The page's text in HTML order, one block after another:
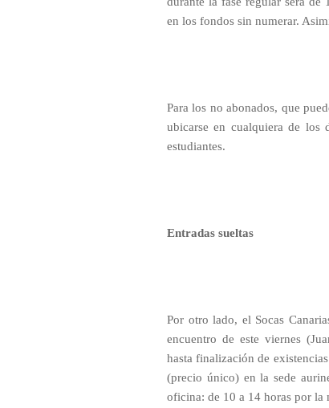
en los fondos sin numerar.
Para los no abonados, que
ubicarse en cualquiera de los
estudiantes.
Entradas sueltas
Por otro lado, el Socas
encuentro de este viernes
hasta finalización de
(precio único) en la sede
oficina: de 10 a 14 horas por la